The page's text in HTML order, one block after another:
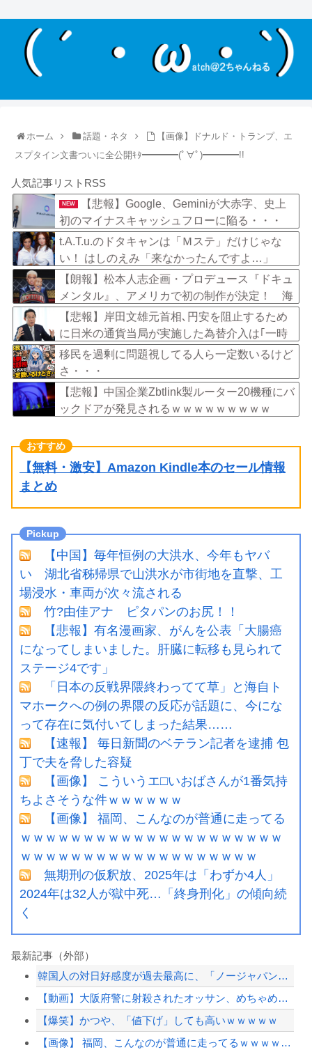
ホーム 話題・ネタ
【画像】ドナルド・トランプ、エ
スプタイン文書ついに全公開ｷﾀ━━━━(ﾟ∀ﾟ)━━━━!!
人気記事リストRSS
NEW
【悲報】Google、Geminiが大赤字、史上
初のマイナスキャッシュフローに陥る・・・
t.A.T.u.のドタキャンは「Ｍステ」だけじゃな
い！ はしのえみ「来なかったんですよ…」
【朗報】松本人志企画・プロデュース『ドキュ
メンタル』、アメリカで初の制作が決定！ 海
外タイトル『LOL』として世界25ヶ国・地域で
展開
【悲報】岸田文雄元首相､円安を阻止するため
に日米の通貨当局が実施した為替介入は｢一時
しのぎに過ぎない｣との認識を示す
移民を過剰に問題視してる人ら一定数いるけど
さ・・・
【悲報】中国企業Zbtlink製ルーター20機種にバ
ックドアが発見されるｗｗｗｗｗｗｗｗｗ
【無料・激安】Amazon Kindle本のセール情報
まとめ
【中国】毎年恒例の大洪水、今年もヤバ
い 湖北省秭帰県で山洪水が市街地を直撃、工
場浸水・車両が次々流される
竹?由佳アナ ピタパンのお尻！！
【悲報】有名漫画家、がんを公表「大腸癌
になってしまいました。肝臓に転移も見られて
ステージ4です」
「日本の反戦界隈終わってて草」と海自ト
マホークへの例の界隈の反応が話題に、今にな
って存在に気付いてしまった結果……
【速報】 毎日新聞のベテラン記者を逮捕 包
丁で夫を脅した容疑
【画像】 こういうエ□いおばさんが1番気持
ちよさそうな件ｗｗｗｗｗｗ
【画像】 福岡、こんなのが普通に走ってる
ｗｗｗｗｗｗｗｗｗｗｗｗｗｗｗｗｗｗｗｗｗ
ｗｗｗｗｗｗｗｗｗｗｗｗｗｗｗｗｗｗｗ
無期刑の仮釈放、2025年は「わずか4人」
2024年は32人が獄中死…「終身刑化」の傾向続
く
最新記事（外部）
韓国人の対日好感度が過去最高に、「ノージャパン」は終わった？＝ネット「中国より1...
【動画】大阪府警に射殺されたオッサン、めちゃめちゃ苦しそうに死ぬ
【爆笑】かつや、「値下げ」しても高いｗｗｗｗｗ
【画像】 福岡、こんなのが普通に走ってるｗｗｗｗｗｗｗｗｗｗｗｗｗｗｗｗｗｗｗｗ...